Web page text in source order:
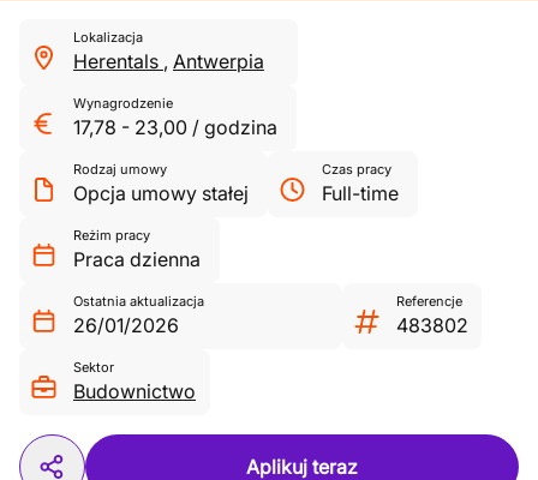
Lokalizacja
Herentals , Antwerpia
Wynagrodzenie
17,78 - 23,00 / godzina
Rodzaj umowy
Opcja umowy stałej
Czas pracy
Full-time
Reżim pracy
Praca dzienna
Ostatnia aktualizacja
26/01/2026
Referencje
483802
Sektor
Budownictwo
Aplikuj teraz